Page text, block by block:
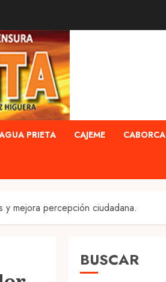
PRIETA CAJEME CABORCA
mejora percepción ciudadana.
BUSCAR